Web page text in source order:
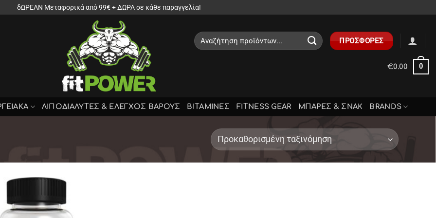
δΩΡΕΑΝ Μεταφορικά από 99€ + ΔΩΡΑ σε κάθε παραγγελία!
Αναζήτηση
για:
ΠΡΟΣΦΟΡΕΣ
€0.00 0
ΛΙΠΟΔΙΑΛΥΤΕΣ & ΕΛΕΓΧΟΣ ΒΑΡΟΥΣ ΒΙΤΑΜΙΝΕΣ FITNESS GEAR ΜΠΑΡΕΣ & ΣΝΑΚ BRANDS